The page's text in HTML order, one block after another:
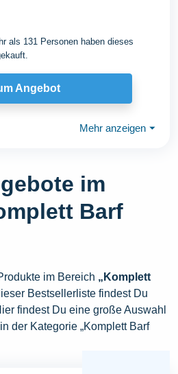
als 131 Personen haben dieses
Angebot
Mehr anzeigen ⏷
im
Barf
im Bereich „Komplett
Bestsellerliste findest Du
findest Du eine große Auswahl
der Kategorie „Komplett Barf